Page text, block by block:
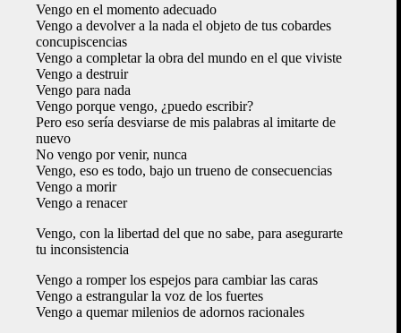
Vengo en el momento adecuado
Vengo a devolver a la nada el objeto de tus cobardes
concupiscencias
Vengo a completar la obra del mundo en el que viviste
Vengo a destruir
Vengo para nada
Vengo porque vengo, ¿puedo escribir?
Pero eso sería desviarse de mis palabras al imitarte de
nuevo
No vengo por venir, nunca
Vengo, eso es todo, bajo un trueno de consecuencias
Vengo a morir
Vengo a renacer
Vengo, con la libertad del que no sabe, para asegurarte
tu inconsistencia
Vengo a romper los espejos para cambiar las caras
Vengo a estrangular la voz de los fuertes
Vengo a quemar milenios de adornos racionales